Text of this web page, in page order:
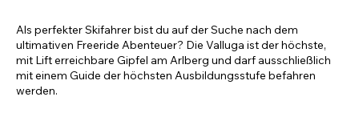
Als perfekter Skifahrer bist du auf der Suche nach dem
ultimativen Freeride Abenteuer? Die Valluga ist der höchste,
mit Lift erreichbare Gipfel am Arlberg und darf ausschließlich
mit einem Guide der höchsten Ausbildungsstufe befahren
werden.